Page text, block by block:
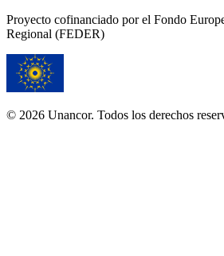
Proyecto cofinanciado por el Fondo
Regional (FEDER)
© 2026 Unancor. Todos los derechos